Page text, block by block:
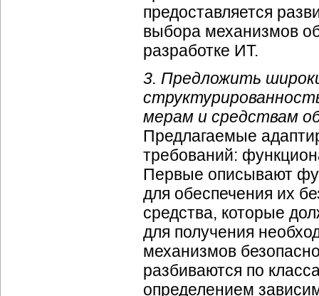
предоставляется
выбора механизмов
разработке ИТ.
3. Предложить
мерам и средствам
Предлагаемые
требований:
Первые описывают
для обеспечения их
средства, которые
для получения
механизмов
разбиваются по
определением